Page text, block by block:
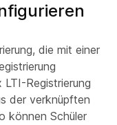
die mit einer
Registrierung
der verknüpften
können Schüler